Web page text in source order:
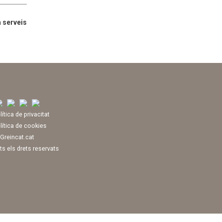
serveis
de privacitat
de cookies
els drets reservats